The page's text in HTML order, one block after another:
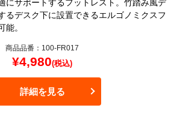
にサポートするフットレスト。竹踏み風デ
るデスク下に設置できるエルゴノミクスフ
能。
商品品番：100-FR017
¥4,980(税込)
詳細を見る